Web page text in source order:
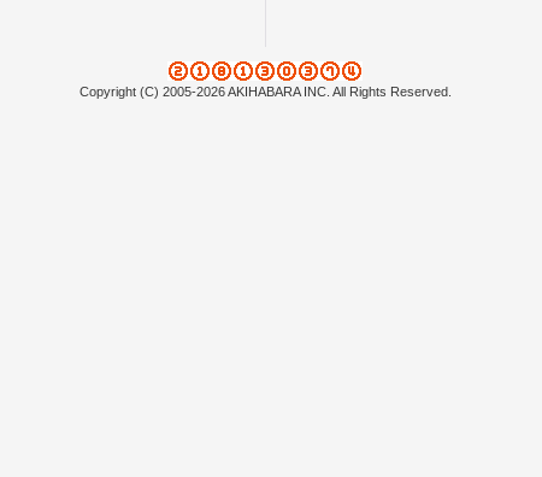
Copyright (C) 2005-2026 AKIHABARA INC. All Rights Reserved.